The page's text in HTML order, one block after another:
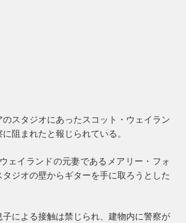
スタジオにあったスコット・ウェイラン
阻まれたと報じられている。
ェイランドの元妻であるメアリー・フォ
ジオの壁からギターを手に取ろうとした
による接触は禁じられ、建物内に警察が